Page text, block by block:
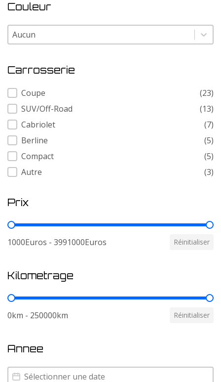
Couleur
Couleur
Couleur
Carrosserie
Carrosserie
Coupe
(23)
SUV/Off-Road
(13)
Cabriolet
(7)
Berline
(5)
Compact
(5)
Autre
(3)
Prix
Prix
1000Euros - 3991000Euros Réinitialiser
Kilometrage
Kilometrage
0km - 250000km Réinitialiser
Annee
Annee
Annee